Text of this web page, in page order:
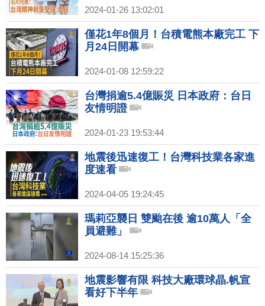
2024-01-26 13:02:01
僅花1年8個月！台積電熊本廠完工 下
月24日開幕
2024-01-08 12:59:22
台灣捐逾5.4億賑災 日本政府：台日
友情明證
2024-01-23 19:53:44
地震後迅速復工！台灣科技業各家進
度速看
2024-04-05 19:24:45
瑪莉亞襲日 雙颱在後 逾10萬人「全
員避難」
2024-08-14 15:25:36
地震影響有限 科技大廠環球晶.帆宣
看好下半年